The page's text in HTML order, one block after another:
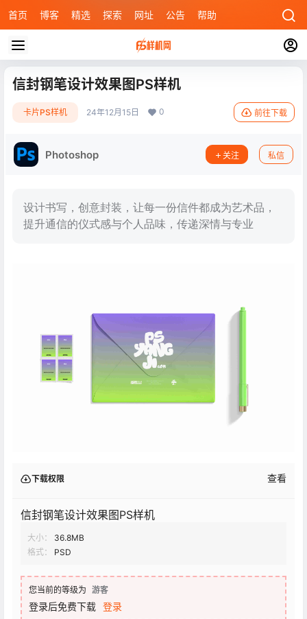
首页 博客 精选 探索 网址 公告 帮助
信封钢笔设计效果图PS样机
卡片PS样机 24年12月15日 0 前往下载
Photoshop 关注 私信
设计书写，创意封装，让每一份信件都成为艺术品，
提升通信的仪式感与个人品味，传递深情与专业
下载权限 查看
信封钢笔设计效果图PS样机
大小：
36.8MB
格式：
PSD
您当前的等级为 游客
登录后免费下载 登录